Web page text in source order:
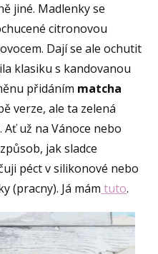
jiné. Madlenky se
citronovou
Dají se ale ochutit
klasiku s kandovanou
přidáním matcha
verze, ale ta zelená
už na Vánoce nebo
jak sladce
péct v silikonové nebo
(pracny). Já mám tuto.